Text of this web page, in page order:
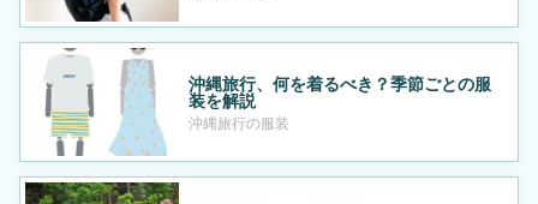
沖縄旅行、何を着るべき？季節ごとの服
装を解説
沖縄旅行の服装